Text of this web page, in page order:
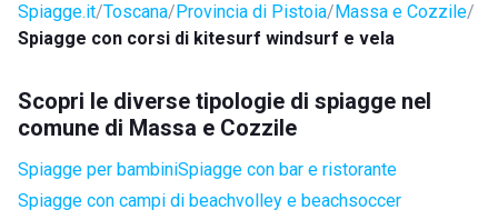
Spiagge.it Toscana Provincia di Pistoia Massa e Cozzile
Spiagge con corsi di kitesurf windsurf e vela
Scopri le diverse tipologie di spiagge nel
comune di Massa e Cozzile
Spiagge per bambiniSpiagge con bar e ristorante
Spiagge con campi di beachvolley e beachsoccer